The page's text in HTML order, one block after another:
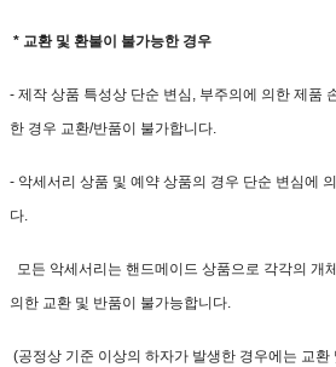
* 교환 및 환불이 불가능한 경우
- 제작 상품 특성상 단순 변심, 부주의에 의한 제품
한 경우 교환/반품이 불가합니다.
- 악세서리 상품 및 예약 상품의 경우 단순 변심에
다.
모든 악세서리는 핸드메이드 상품으로 각각의 개
의한 교환 및 반품이 불가능합니다.
(공정상 기준 이상의 하자가 발생한 경우에는 교환